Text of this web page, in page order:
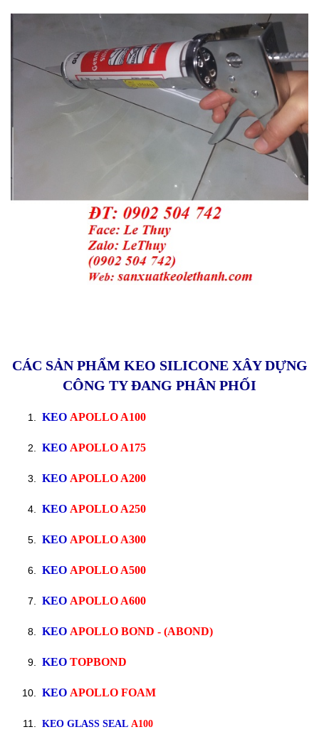
CÁC SẢN PHẨM KEO SILICONE XÂY DỰNG
CÔNG TY ĐANG PHÂN PHỐI
KEO APOLLO A100
KEO APOLLO A175
KEO APOLLO A200
KEO APOLLO A250
KEO APOLLO A300
KEO APOLLO A500
KEO APOLLO A600
KEO APOLLO BOND - (ABOND)
KEO TOPBOND
KEO APOLLO FOAM
KEO GLASS SEAL A100